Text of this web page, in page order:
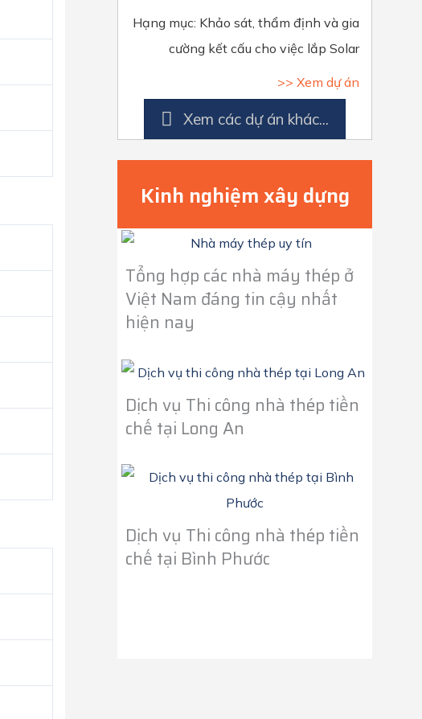
Hạng mục: Khảo sát, thẩm định và gia
cường kết cấu cho việc lắp Solar
>> Xem dự án
Xem các dự án khác...
Kinh nghiệm xây dựng
Tổng hợp các nhà máy thép ở
Việt Nam đáng tin cậy nhất
hiện nay
Dịch vụ Thi công nhà thép tiền
chế tại Long An
Dịch vụ Thi công nhà thép tiền
chế tại Bình Phước